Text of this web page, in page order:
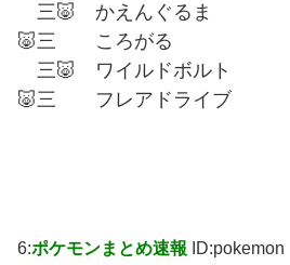
三🐷 かえんぐるま
🐷三 ころがる
三🐷 ワイルドボルト
🐷三 フレアドライブ
6:ポケモンまとめ速報 ID:pokemon